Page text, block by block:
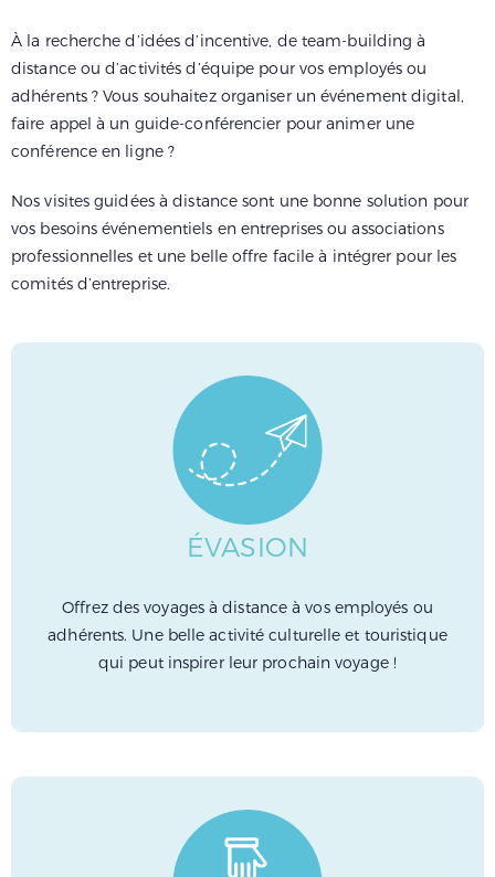
À la recherche d’idées d’incentive, de team-building à
distance ou d’activités d’équipe pour vos employés ou
adhérents ? Vous souhaitez organiser un événement digital,
faire appel à un guide-conférencier pour animer une
conférence en ligne ?
Nos visites guidées à distance sont une bonne solution pour
vos besoins événementiels en entreprises ou associations
professionnelles et une belle offre facile à intégrer pour les
comités d’entreprise.
ÉVASION
Offrez des voyages à distance à vos employés ou
adhérents. Une belle activité culturelle et touristique
qui peut inspirer leur prochain voyage !